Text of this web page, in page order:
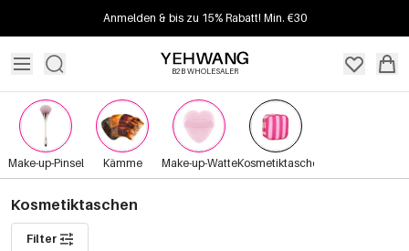
Anmelden & bis zu 15% Rabatt! Min. €30
B2B WHOLESALER
Make-up-Pinsel Kämme Make-up-WatteKosmetiktaschen
Kosmetiktaschen
Filter